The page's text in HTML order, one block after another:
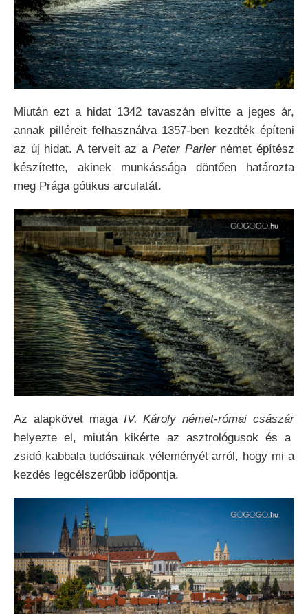
Miután ezt a hidat 1342 tavaszán elvitte a jeges ár,
annak pilléreit felhasználva 1357-ben kezdték építeni
az új hidat. A terveit az a Peter Parlernémet építész
készítette, akinek munkássága döntően határozta
meg Prága gótikus arculatát.
Az alapkövet maga IV. Károly német-római császár
helyezte el, miután kikérte az asztrológusok és a
zsidó kabbala tudósainak véleményét arról, hogy mi a
kezdés legcélszerűbb időpontja.